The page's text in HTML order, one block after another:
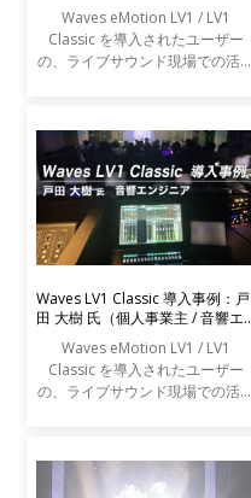
Waves eMotion LV1 / LV1
Classic を導入されたユーザー
の、ライブサウンド現場での活用
Waves LV1 Classic 導入事例：戸
田 大樹 氏（個人事業主 / 音響エ
Waves eMotion LV1 / LV1
Classic を導入されたユーザー
の、ライブサウンド現場での活用